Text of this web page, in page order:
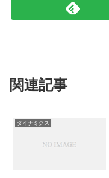
関連記事
ダイナミクス